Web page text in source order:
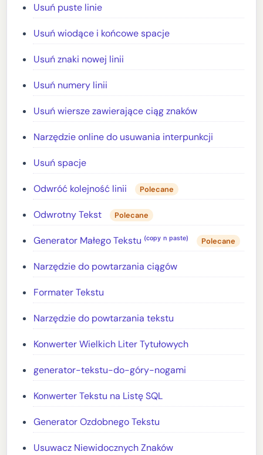
Usuń puste linie
Usuń wiodące i końcowe spacje
Usuń znaki nowej linii
Usuń numery linii
Usuń wiersze zawierające ciąg znaków
Narzędzie online do usuwania interpunkcji
Usuń spacje
Odwróć kolejność linii Polecane
Odwrotny Tekst Polecane
Generator Małego Tekstu ⁽ᶜᵒᵖʸ ⁿ ᵖᵃˢᵗᵉ⁾ Polecane
Narzędzie do powtarzania ciągów
Formater Tekstu
Narzędzie do powtarzania tekstu
Konwerter Wielkich Liter Tytułowych
generator-tekstu-do-góry-nogami
Konwerter Tekstu na Listę SQL
Generator Ozdobnego Tekstu
Usuwacz Niewidocznych Znaków